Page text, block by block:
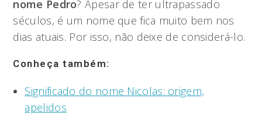
nome Pedro? Apesar de ter ultrapassado
séculos, é um nome que fica muito bem nos
dias atuais. Por isso, não deixe de considerá-lo.
Conheça também:
Significado do nome Nicolas: origem,
apelidos